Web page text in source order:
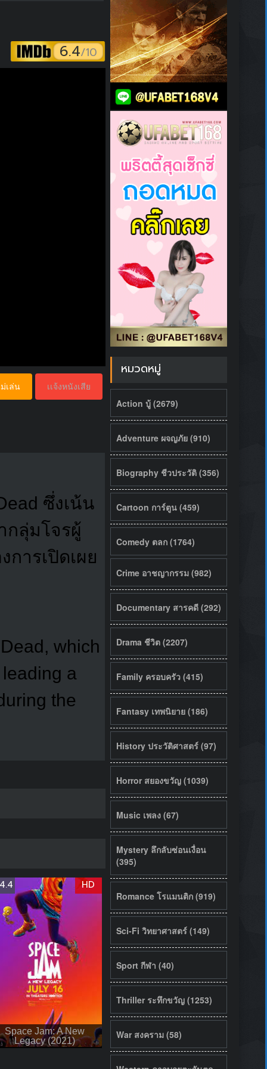
6.4/10
เเจ้งหนังเสีย
เล่น
ซึ่งเน้น
กลุ่มโจรผู้
ารเปิดเผย
which
a
the
Space Jam: A New
Legacy (2021)
HD
หมวดหมู่
Action บู้ (2679)
Adventure ผจญภัย (910)
Biography ชีวประวัติ (356)
Cartoon การ์ตูน (459)
Comedy ตลก (1764)
Crime อาชญากรรม (982)
Documentary สารคดี (292)
Drama ชีวิต (2207)
Family ครอบครัว (415)
Fantasy เทพนิยาย (186)
History ประวัติศาสตร์ (97)
Horror สยองขวัญ (1039)
Music เพลง (67)
Mystery ลึกลับซ่อนเงื่อน
(395)
Romance โรแมนติก (919)
Sci-Fi วิทยาศาสตร์ (149)
Sport กีฬา (40)
Thriller ระทึกขวัญ (1253)
War สงคราม (58)